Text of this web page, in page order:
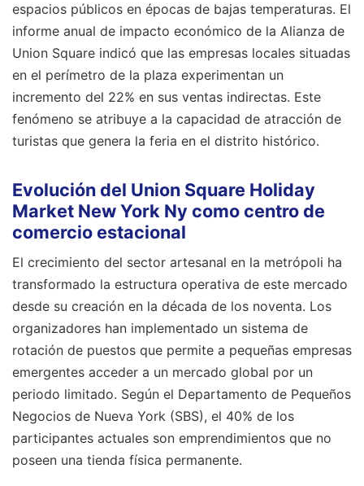
espacios públicos en épocas de bajas temperaturas. El
informe anual de impacto económico de la Alianza de
Union Square indicó que las empresas locales situadas
en el perímetro de la plaza experimentan un
incremento del 22% en sus ventas indirectas. Este
fenómeno se atribuye a la capacidad de atracción de
turistas que genera la feria en el distrito histórico.
Evolución del Union Square Holiday
Market New York Ny como centro de
comercio estacional
El crecimiento del sector artesanal en la metrópoli ha
transformado la estructura operativa de este mercado
desde su creación en la década de los noventa. Los
organizadores han implementado un sistema de
rotación de puestos que permite a pequeñas empresas
emergentes acceder a un mercado global por un
periodo limitado. Según el Departamento de Pequeños
Negocios de Nueva York (SBS), el 40% de los
participantes actuales son emprendimientos que no
poseen una tienda física permanente.